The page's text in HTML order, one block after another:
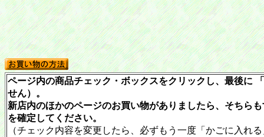
ページ内の商品チェック・ボックスをクリックし、最後に
せん）。
新店内のほかのページのお買い物がありましたら、そちら
を確定してください。
（チェック内容を変更したら、必ずもう一度「かごに入れ